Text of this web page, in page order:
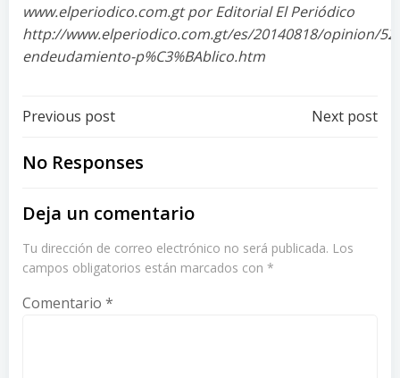
www.elperiodico.com.gt por Editorial El Periódico
http://www.elperiodico.com.gt/es/20140818/opinion/
endeudamiento-p%C3%BAblico.htm
Post
navigation
Previous post Next post
No Responses
Deja un comentario
Tu dirección de correo electrónico no será publicada. Los
campos obligatorios están marcados con *
Comentario *